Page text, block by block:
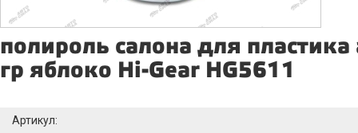
полироль салона для пластика
гр яблоко Hi-Gear HG5611
Артикул: